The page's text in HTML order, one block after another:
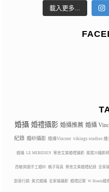
載入更多...
婚攝 婚禮攝影 婚攝推薦 婚攝
紀錄 婚紗攝影 婚攝Vincent vikings studios 維
婚攝 LE MERIDIEN 寒舍艾美婚禮攝影 風雲20攝影師
西敏英國手工婚紗 親子寫真 寒舍艾美婚禮紀錄 全家
創意行銷 美式婚攝 全家福攝影 婚禮記實 W Hotels婚